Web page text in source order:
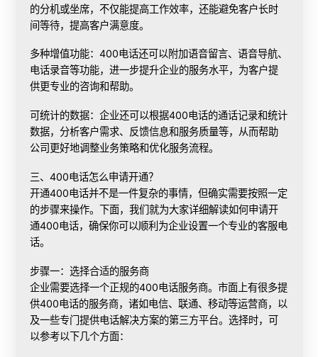
的分机或坐席，不仅能提高工作效率，还能避免客户长时
间等待，提高客户满意度。
多种增值功能：400电话还可以附加语音留言、语音导航、
电话录音等功能，进一步提升企业的服务水平，为客户提
供更专业的咨询和帮助。
可统计的数据：企业还可以根据400电话的通话记录和统计
数据，分析客户需求、反馈信息和服务质量等，从而帮助
公司更好地调整业务策略和优化服务流程。
三、400电话怎么申请开通？
开通400电话并不是一件复杂的事情，但确实需要按照一定
的步骤来操作。下面，我们就为大家详细解读如何申请开
通400电话，确保你可以顺利为企业设置一个专业的客服电
话。
步骤一：选择合适的服务商
企业需要选择一个正规的400电话服务商。市面上有很多提
供400电话的服务商，诸如电信、联通、移动等运营商，以
及一些专门提供电话解决方案的第三方平台。选择时，可
以参考以下几个方面：